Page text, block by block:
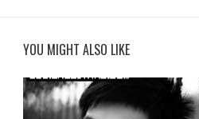
YOU MIGHT ALSO LIKE